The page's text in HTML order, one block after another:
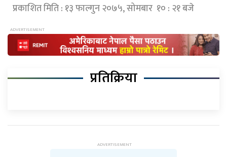
प्रकाशित मिति : १३ फाल्गुन २०७५, सोमबार १० : २१ बजे
प्रतिक्रिया